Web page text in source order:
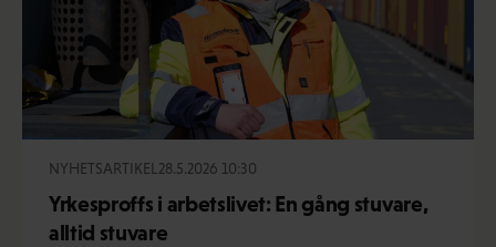
NYHETSARTIKEL28.5.2026 10:30
Yrkesproffs i arbetslivet: En gång stuvare,
alltid stuvare